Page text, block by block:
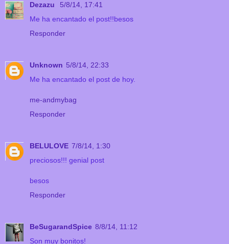
Dezazu
5/8/14, 17:41
Me ha encantado el post!!besos
Responder
Unknown 5/8/14, 22:33
Me ha encantado el post de hoy.
me-andmybag
Responder
BELULOVE 7/8/14, 1:30
preciosos!!! genial post
besos
Responder
BeSugarandSpice 8/8/14, 11:12
Son muy bonitos!